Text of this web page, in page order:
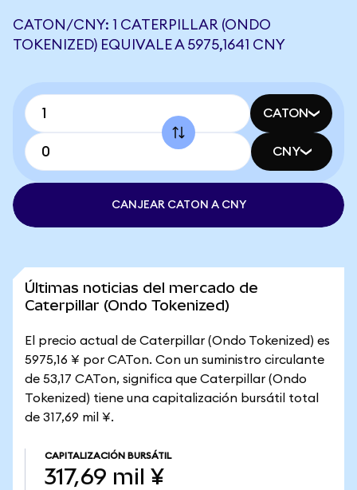
CATON/CNY: 1 CATERPILLAR (ONDO
TOKENIZED) EQUIVALE A 5975,1641 CNY
CATON
CNY
CANJEAR CATON A CNY
Últimas noticias del mercado de
Caterpillar (Ondo Tokenized)
El precio actual de Caterpillar (Ondo Tokenized) es
5975,16 ¥ por CATon. Con un suministro circulante
de 53,17 CATon, significa que Caterpillar (Ondo
Tokenized) tiene una capitalización bursátil total
de 317,69 mil ¥.
CAPITALIZACIÓN BURSÁTIL
317,69 mil ¥